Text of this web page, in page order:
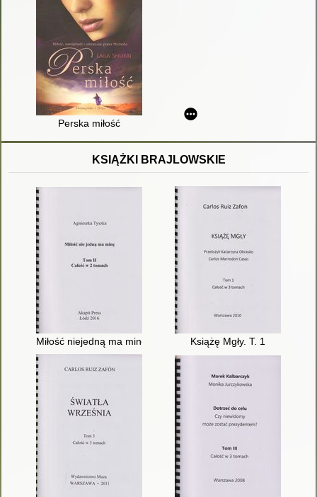
Perska miłość
KSIĄŻKI BRAJLOWSKIE
Miłość niejedną ma minę. T. 2 Książę Mgły. T. 1